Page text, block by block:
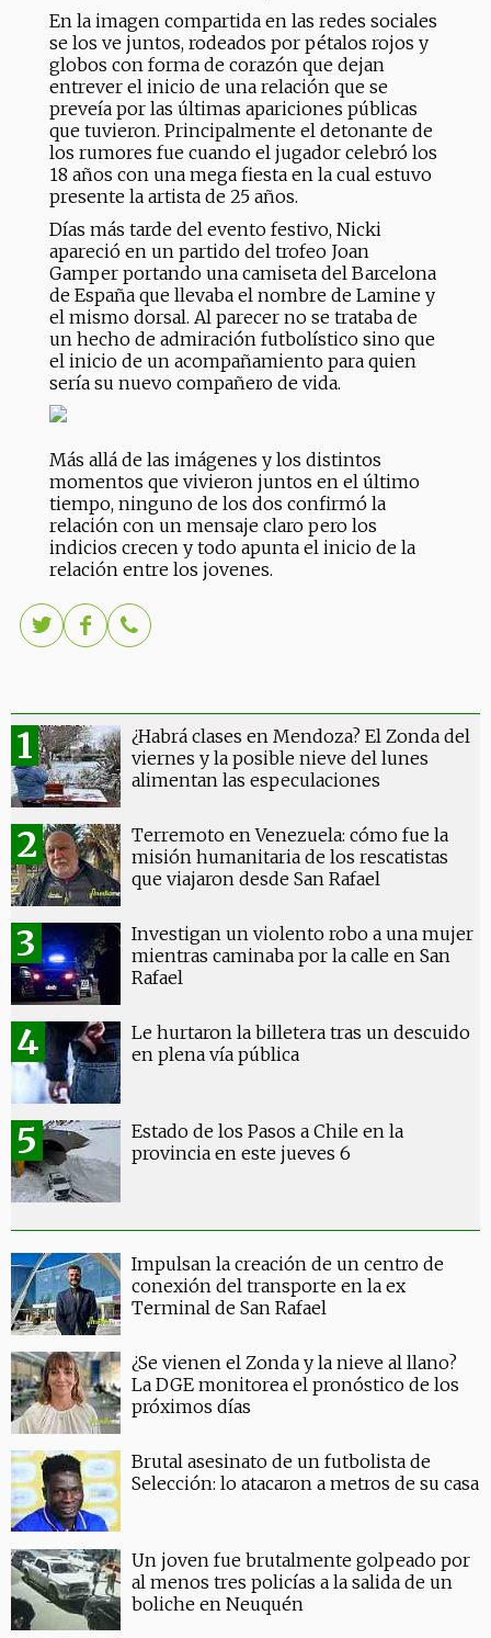
En la imagen compartida en las redes sociales
se los ve juntos, rodeados por pétalos rojos y
globos con forma de corazón que dejan
entrever el inicio de una relación que se
preveía por las últimas apariciones públicas
que tuvieron. Principalmente el detonante de
los rumores fue cuando el jugador celebró los
18 años con una mega fiesta en la cual estuvo
presente la artista de 25 años.
Días más tarde del evento festivo, Nicki
apareció en un partido del trofeo Joan
Gamper portando una camiseta del Barcelona
de España que llevaba el nombre de Lamine y
el mismo dorsal. Al parecer no se trataba de
un hecho de admiración futbolístico sino que
el inicio de un acompañamiento para quien
sería su nuevo compañero de vida.
Más allá de las imágenes y los distintos
momentos que vivieron juntos en el último
tiempo, ninguno de los dos confirmó la
relación con un mensaje claro pero los
indicios crecen y todo apunta el inicio de la
relación entre los jovenes.
¿Habrá clases en Mendoza? El Zonda del
viernes y la posible nieve del lunes
alimentan las especulaciones
Terremoto en Venezuela: cómo fue la
misión humanitaria de los rescatistas
que viajaron desde San Rafael
Investigan un violento robo a una mujer
mientras caminaba por la calle en San
Rafael
Le hurtaron la billetera tras un descuido
en plena vía pública
Estado de los Pasos a Chile en la
provincia en este jueves 6
Impulsan la creación de un centro de
conexión del transporte en la ex
Terminal de San Rafael
¿Se vienen el Zonda y la nieve al llano?
La DGE monitorea el pronóstico de los
próximos días
Brutal asesinato de un futbolista de
Selección: lo atacaron a metros de su casa
Un joven fue brutalmente golpeado por
al menos tres policías a la salida de un
boliche en Neuquén